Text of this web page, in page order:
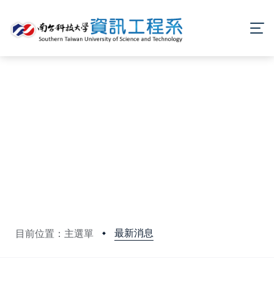
目前位置：主選單 最新消息